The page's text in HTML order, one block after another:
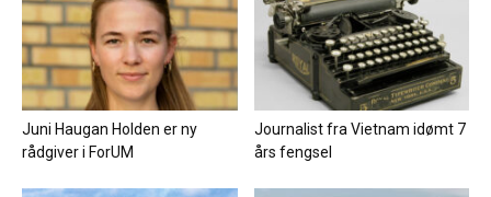
Juni Haugan Holden er ny
rådgiver i ForUM
Journalist fra Vietnam idømt 7
års fengsel